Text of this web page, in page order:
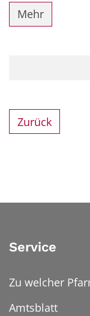
Mehr
Zurück
Service
Zu welcher
Amtsblatt